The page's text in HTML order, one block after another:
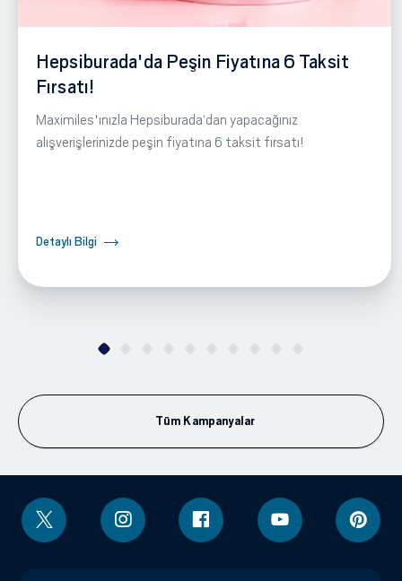
Hepsiburada'da Peşin Fiyatına 6 Taksit
Fırsatı!
Maximiles'ınızla Hepsiburada‘dan yapacağınız
alışverişlerinizde peşin fiyatına 6 taksit fırsatı!
Detaylı Bilgi
Tüm Kampanyalar